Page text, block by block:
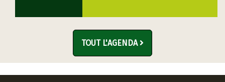
TOUT L'AGENDA